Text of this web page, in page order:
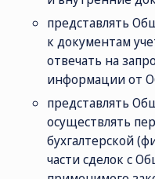
представлять
к документам
отвечать на
информации от
представлять
осуществлять
бухгалтерской
части сделок с